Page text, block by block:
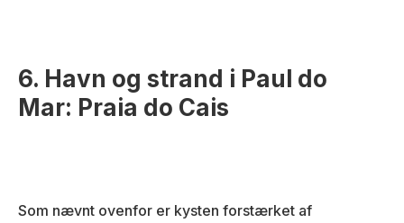
6. Havn og strand i Paul do
Mar: Praia do Cais
Som nævnt ovenfor er kysten forstærket af